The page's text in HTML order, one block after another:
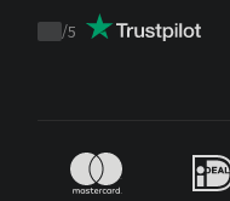
Trustpilot
/5